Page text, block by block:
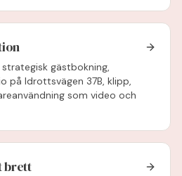
gästbokning,
på Idrottsvägen 37B, klipp,
som video och
brett